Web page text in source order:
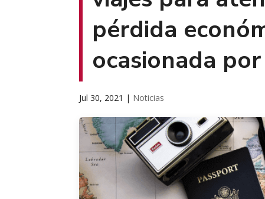
pérdida
ocasionada
Jul 30, 2021 | Noticias